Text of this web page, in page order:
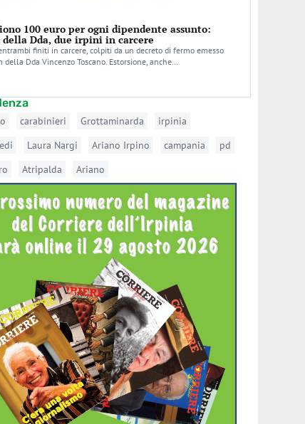
100 euro per ogni dipendente assunto:
Dda, due irpini in carcere
finiti in carcere, colpiti da un decreto di fermo emesso
della Dda Vincenzo Toscano. Estorsione, anche…
carabinieri Grottaminarda
irpinia
Laura Nargi Ariano Irpino campania
pd
Atripalda Ariano